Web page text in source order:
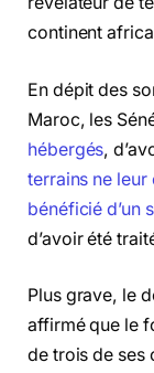
continent
En dépit des
Maroc, les
hébergés,
terrains ne leur
bénéficié d’un
d’avoir été
Plus grave, le
affirmé que le
de trois de ses